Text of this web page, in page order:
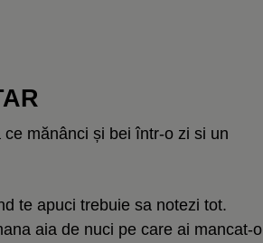
mănânci și bei într-o zi si un
te apuci trebuie sa notezi tot.
aia de nuci pe care ai mancat-o